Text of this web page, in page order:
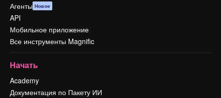
Агенты Новое
API
Мобильное приложение
Все инструменты Magnific
Начать
Academy
Документация по Пакету ИИ